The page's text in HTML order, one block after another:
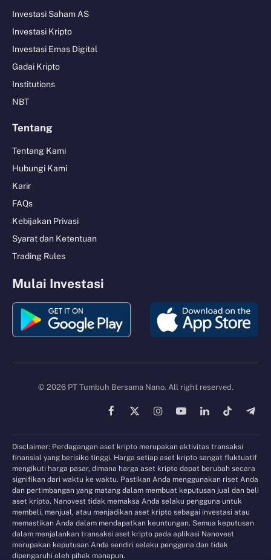
Investasi Saham AS
Investasi Kripto
Investasi Emas Digital
Gadai Kripto
Institutions
NBT
Tentang
Tentang Kami
Hubungi Kami
Karir
FAQs
Kebijakan Privasi
Syarat dan Ketentuan
Trading Rules
Mulai Investasi
© 2026 PT Tumbuh Bersama Nano. All right reserved.
Facebook
X
InstagramYouTubeLinkedInTikTok
Disclaimer: Perdagangan aset kripto merupakan aktivitas transaksi
finansial yang berisiko tinggi. Harga setiap aset kripto sangat fluktuatif
mengikuti harga pasar, dimana harga aset kripto dapat berubah secara
signifikan dari waktu ke waktu. Pastikan Anda menggunakan riset Anda
dan pertimbangan yang matang dalam membuat keputusan jual dan beli
aset kripto. Nanovest tidak memaksa Anda selaku pengguna untuk
membeli, menjual, atau menjadikan aset kripto sebagai investasi atau
memastikan Anda dalam mendapatkan keuntungan. Semua keputusan
dalam menjalankan transaksi aset kripto pada aplikasi Nanovest
merupakan keputusan Anda sendiri selaku pengguna dan tidak
dipengaruhi oleh pihak manapun.